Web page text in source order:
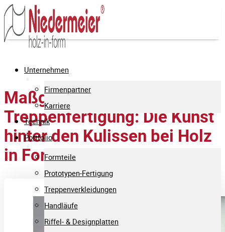
Unternehmen
Firmenpartner
Karriere
Technik
Portfolio
Formteile
Prototypen-Fertigung
Treppenverkleidungen
Handläufe
Riffel- & Designplatten
Maßgeschneiderte
Treppenfertigung: Die Kunst
hinter den Kulissen bei Holz
in Form Niedermeier